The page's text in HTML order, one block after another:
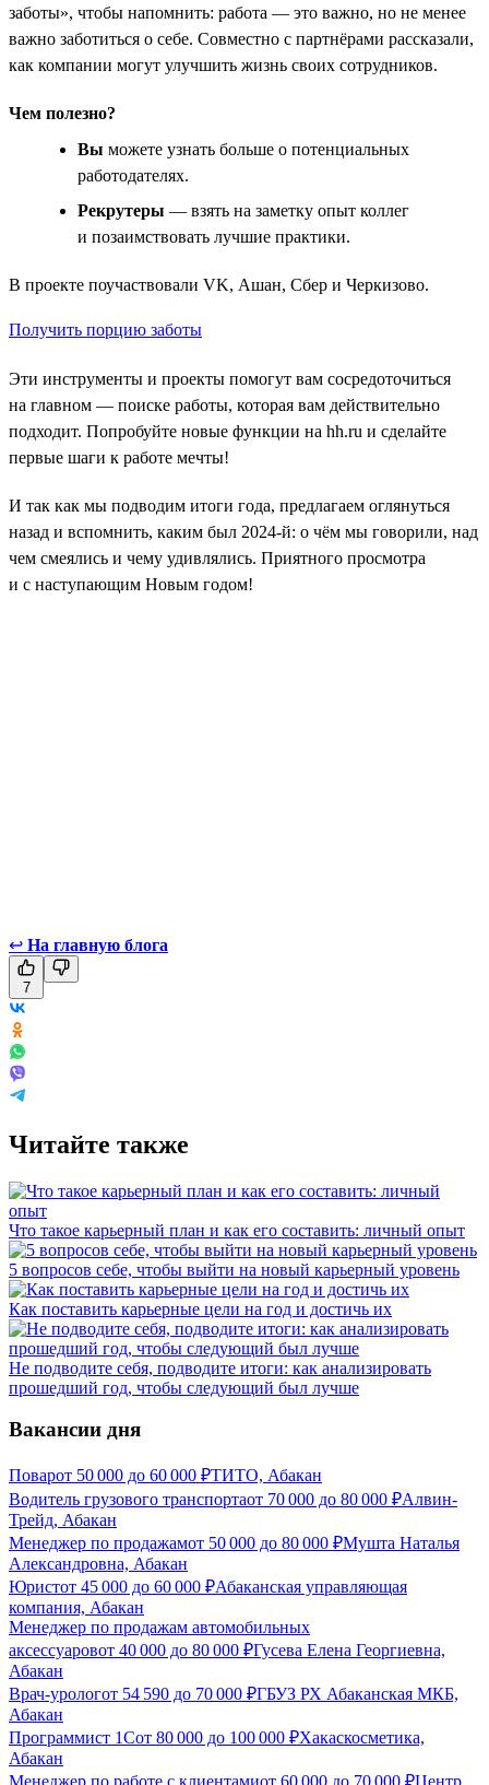
заботы», чтобы напомнить: работа — это важно, но не менее
важно заботиться о себе. Совместно с партнёрами рассказали,
как компании могут улучшить жизнь своих сотрудников.
Чем полезно?
Вы можете узнать больше о потенциальных
работодателях.
Рекрутеры — взять на заметку опыт коллег
и позаимствовать лучшие практики.
В проекте поучаствовали VK, Ашан, Сбер и Черкизово.
Получить порцию заботы
Эти инструменты и проекты помогут вам сосредоточиться
на главном — поиске работы, которая вам действительно
подходит. Попробуйте новые функции на hh.ru и сделайте
первые шаги к работе мечты!
И так как мы подводим итоги года, предлагаем оглянуться
назад и вспомнить, каким был 2024-й: о чём мы говорили, над
чем смеялись и чему удивлялись. Приятного просмотра
и с наступающим Новым годом!
↩ На главную блога
7
Читайте также
Что такое карьерный план и как его составить: личный опыт
5 вопросов себе, чтобы выйти на новый карьерный уровень
Как поставить карьерные цели на год и достичь их
Не подводите себя, подводите итоги: как анализировать
прошедший год, чтобы следующий был лучше
Вакансии дня
Поварот 50 000 до 60 000 ₽ТИТО, Абакан
Водитель грузового транспортаот 70 000 до 80 000 ₽Алвин-
Трейд, Абакан
Менеджер по продажамот 50 000 до 80 000 ₽Мушта Наталья
Александровна, Абакан
Юристот 45 000 до 60 000 ₽Абаканская управляющая
компания, Абакан
Менеджер по продажам автомобильных
аксессуаровот 40 000 до 80 000 ₽Гусева Елена Георгиевна,
Абакан
Врач-урологот 54 590 до 70 000 ₽ГБУЗ РХ Абаканская МКБ,
Абакан
Программист 1Сот 80 000 до 100 000 ₽Хакаскосметика,
Абакан